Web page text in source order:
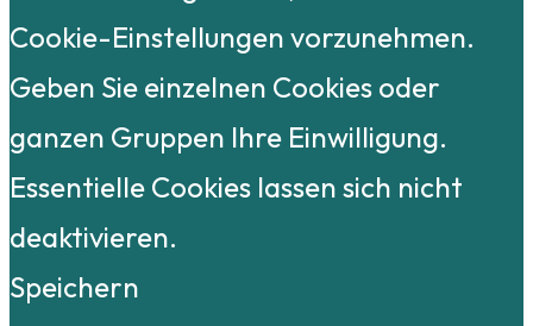
Cookie-Einstellungen vorzunehmen.
Geben Sie einzelnen Cookies oder
ganzen Gruppen Ihre Einwilligung.
Essentielle Cookies lassen sich nicht
deaktivieren.
Speichern